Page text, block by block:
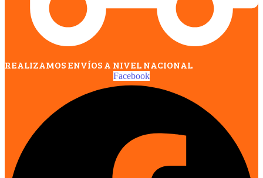
REALIZAMOS ENVÍOS A NIVEL NACIONAL
Facebook